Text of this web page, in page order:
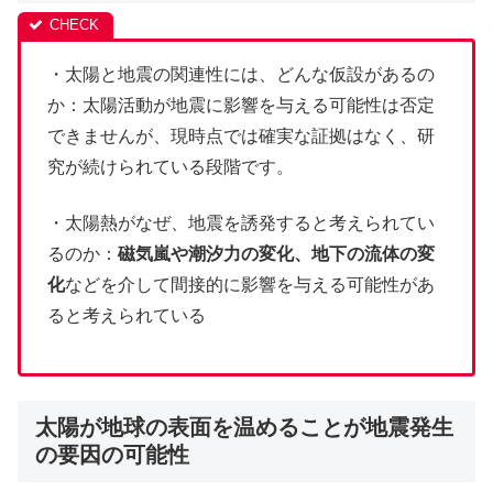
・太陽と地震の関連性には、どんな仮設があるの
か：太陽活動が地震に影響を与える可能性は否定
できませんが、現時点では確実な証拠はなく、研
究が続けられている段階です。
・太陽熱がなぜ、地震を誘発すると考えられてい
るのか： 磁気嵐や潮汐力の変化、地下の流体の変
化などを介して間接的に影響を与える可能性があ
ると考えられている
太陽が地球の表面を温めることが地震発生
の要因の可能性